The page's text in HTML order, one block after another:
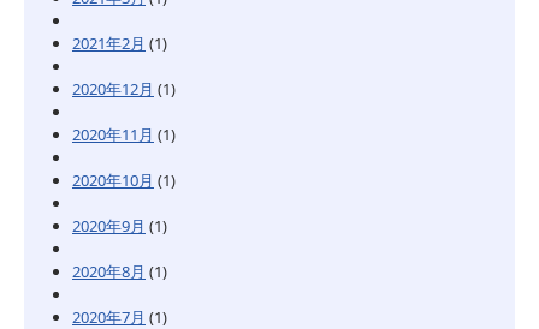
2021年2月 (1)
2020年12月 (1)
2020年11月 (1)
2020年10月 (1)
2020年9月 (1)
2020年8月 (1)
2020年7月 (1)